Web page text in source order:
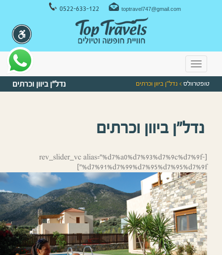
0522-633-122 toptravel747@gmail.com
Toggle
navigation
טופטרוולס> נדל"ן ביוון וכרתים נדל"ן ביוון וכרתים
נדל"ן ביוון וכרתים
[rev_slider_vc alias="%d7%a0%d7%93%d7%9c%d7%9f-
%d7%91%d7%99%d7%95%d7%95%d7%9f"]
ניווט במקלדת